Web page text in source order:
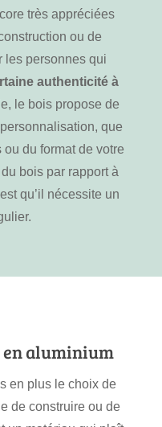
très appréciées
ou de
les personnes qui
authenticité à
le bois propose de
que
du format de votre
bois par rapport à
qu’il nécessite un
en aluminium
en plus le choix de
de construire ou de